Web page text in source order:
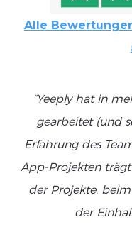
Alle
“Yeeply hat in
gearbeitet (und
Erfahrung des
App-Projekten
der Projekte,
der